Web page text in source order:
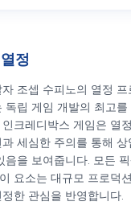
정
조셉 수피노의 열정 프
독립 게임 개발의 최고를
크레디박스 게임은 열
세심한 주의를 통해
음을 보여줍니다. 모든
요소는 대규모 프로덕
한 관심을 반영합니다.